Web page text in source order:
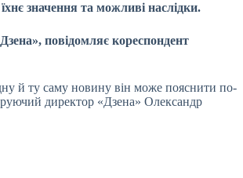
значення та можливі наслідки.
повідомляє кореспондент
й ту саму новину він може пояснити по-
директор «Дзена» Олександр